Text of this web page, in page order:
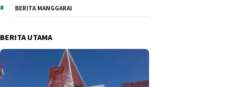
BERITA MANGGARAI
BERITA UTAMA